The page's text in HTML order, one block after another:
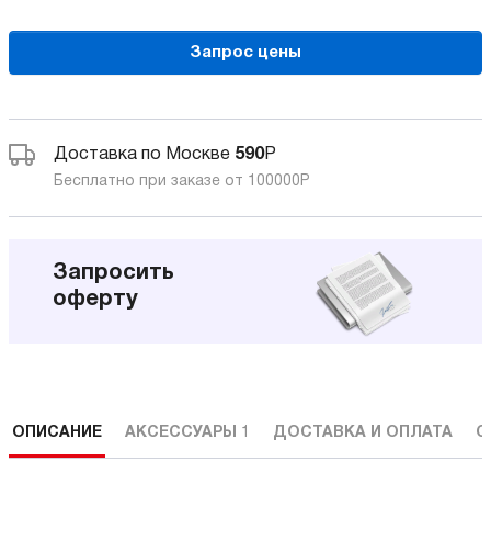
Запрос цены
Доставка по Москве 590Р
Бесплатно при заказе от 100000 Р
Запросить
оферту
ОПИСАНИЕ АКСЕССУАРЫ 1 ДОСТАВКА И ОПЛАТА